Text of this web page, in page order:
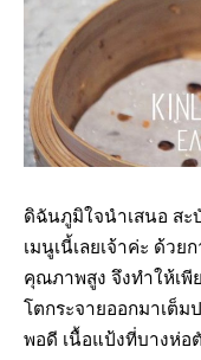
ดิฉันภูมิใจนำเสนอ สะ
เมนูเนี้เลยเจ้าค่ะ ด้วย
คุณภาพสูง จึงทำให้เพี
โตกระจายออกมาเต็ม
พอดี เนื้อแป้งที่บางห่อ